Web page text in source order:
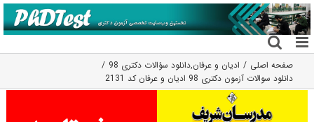
رفتن
به
محتوا
صفحه اصلی ادیان و عرفان,دانلود سؤالات دکتری 98
دانلود سوالات آزمون دکتری 98 ادیان و عرفان کد 2131